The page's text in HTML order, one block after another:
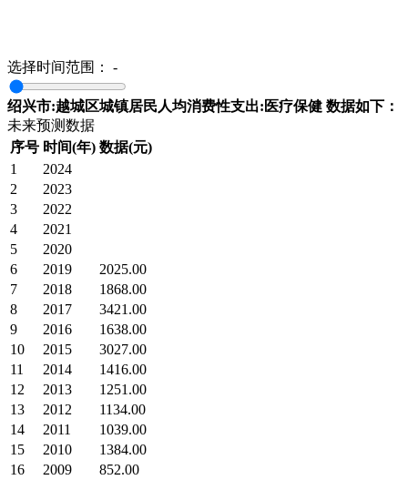
选择时间范围： -
绍兴市:越城区城镇居民人均消费性支出:医疗保健 数据如下：
未来预测数据
序号 时间(年) 数据(元)
1
2024
2
2023
3
2022
4
2021
5
2020
6
2019
2025.00
7
2018
1868.00
8
2017
3421.00
9
2016
1638.00
10
2015
3027.00
11
2014
1416.00
12
2013
1251.00
13
2012
1134.00
14
2011
1039.00
15
2010
1384.00
16
2009
852.00